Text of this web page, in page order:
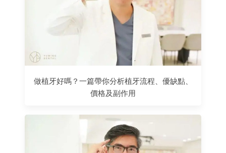
做植牙好嗎？一篇帶你分析植牙流程、優缺點、
價格及副作用